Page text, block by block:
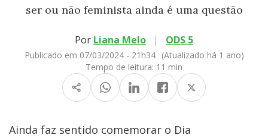
ser ou não feminista ainda é uma questão
Por Liana Melo | ODS 5
Publicado em 07/03/2024 - 21h34 (Atualizado há 1 ano)
Tempo de leitura: 11 min
Ainda faz sentido comemorar o Dia